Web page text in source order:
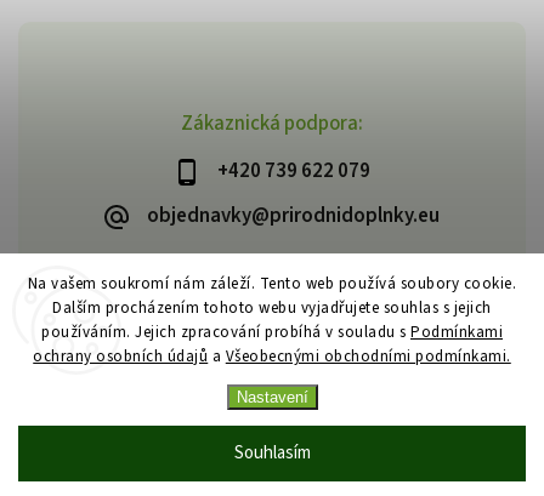
Na vašem soukromí nám záleží. Tento web používá soubory cookie.
Dalším procházením tohoto webu vyjadřujete souhlas s jejich
používáním. Jejich zpracování probíhá v souladu s Podmínkami
ochrany osobních údajů a Všeobecnými obchodními podmínkami.
Nastavení
Souhlasím
Zákaznická podpora:
+420 739 622 079
objednavky@prirodnidoplnky.eu
Copyright 2026VIA NATURAE. Všechna práva vyhrazena.
Upravit nastavení cookies
VytvořilShoptet| Design